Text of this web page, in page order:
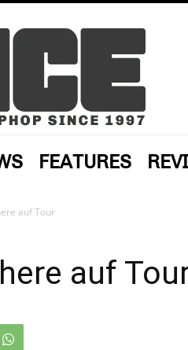
FEATURES
auf Tour
auf